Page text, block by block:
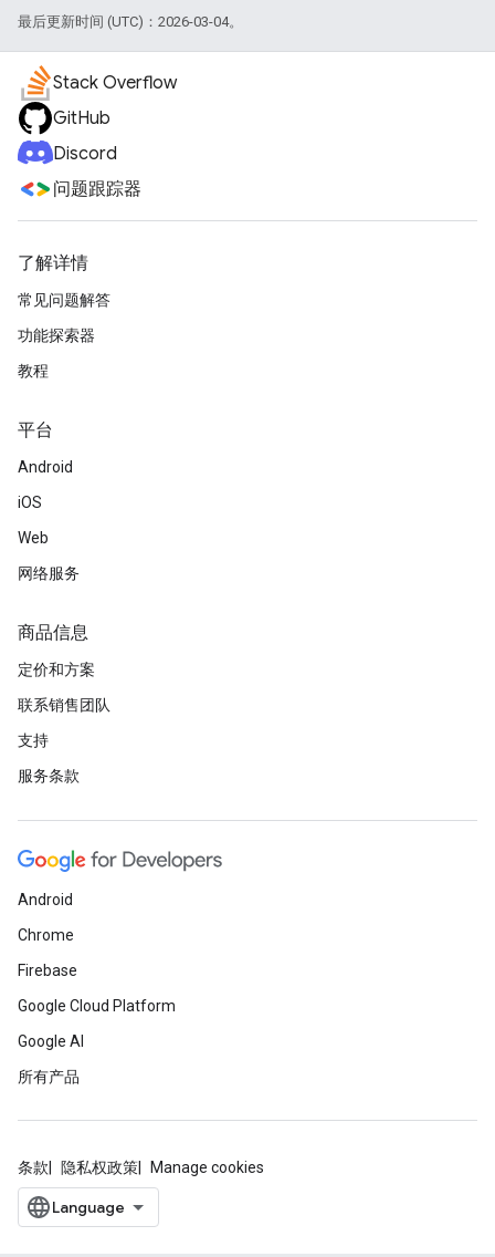
最后更新时间 (UTC)：2026-03-04。
Stack Overflow
GitHub
Discord
问题跟踪器
了解详情
常见问题解答
功能探索器
教程
平台
Android
iOS
Web
网络服务
商品信息
定价和方案
联系销售团队
支持
服务条款
Android
Chrome
Firebase
Google Cloud Platform
Google AI
所有产品
条款 隐私权政策 Manage cookies